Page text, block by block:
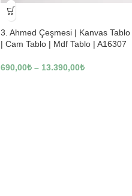
-23%
3. Ahmed Çeşmesi | Kanvas Tablo
| Cam Tablo | Mdf Tablo | A16307
690,00₺ – 13.390,00₺